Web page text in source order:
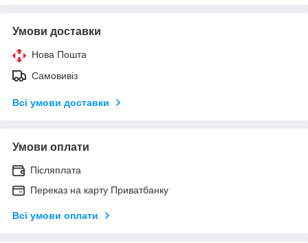
Умови доставки
Нова Пошта
Самовивіз
Всі умови доставки
Умови оплати
Післяплата
Переказ на карту Приватбанку
Всі умови оплати